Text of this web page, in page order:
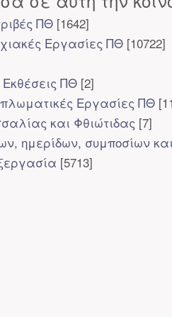
ΠΘ [1642]
Εργασίες ΠΘ [10722]
Εκθέσεις ΠΘ [2]
Εργασίες ΠΘ
και Φθιώτιδας [7]
ημερίδων, συμποσίων
[5713]